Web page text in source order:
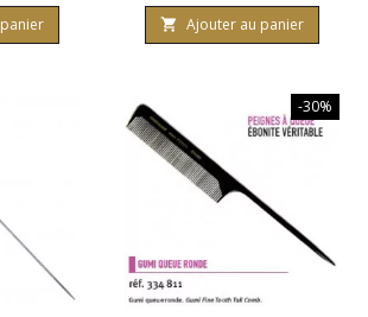
 Ajouter au panier
-30%